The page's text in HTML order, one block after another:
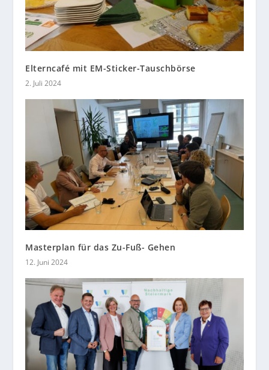
Elterncafé mit EM-Sticker-Tauschbörse
2. Juli 2024
Masterplan für das Zu-Fuß- Gehen
12. Juni 2024